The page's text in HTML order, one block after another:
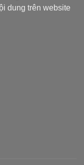
dung trên website